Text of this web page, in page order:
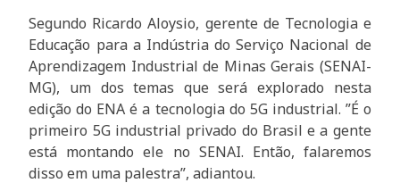
Segundo Ricardo Aloysio, gerente de Tecnologia e
Educação para a Indústria do Serviço Nacional de
Aprendizagem Industrial de Minas Gerais (SENAI-
MG), um dos temas que será explorado nesta
edição do ENA é a tecnologia do 5G industrial. ”É o
primeiro 5G industrial privado do Brasil e a gente
está montando ele no SENAI. Então, falaremos
disso em uma palestra”, adiantou.